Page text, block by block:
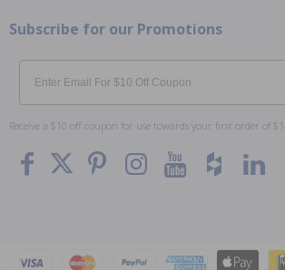
Subscribe for our Promotions
Email
Receive a $10 off coupon for use towards your first order of